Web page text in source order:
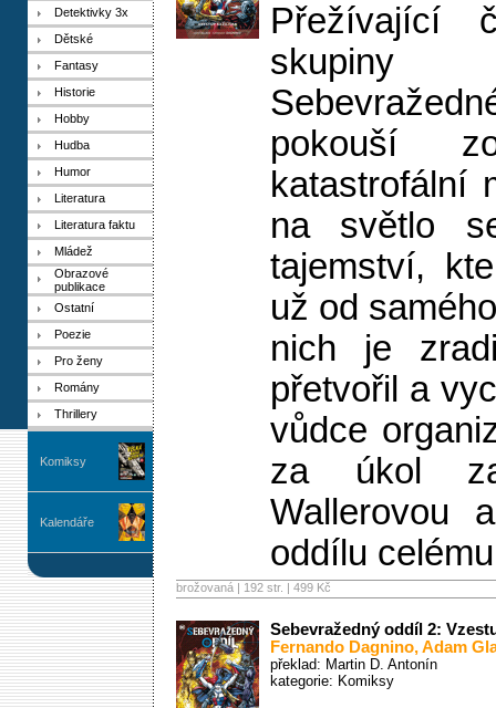
Detektivky 3x
Dětské
Fantasy
Historie
Hobby
Hudba
Humor
Literatura
Literatura faktu
Mládež
Obrazové
publikace
Ostatní
Poezie
Pro ženy
Romány
Thrillery
Komiksy
Kalendáře
Přežívající
pokouší
katastrofální
na světlo
tajemství,
už od
nich je
přetvořil a
vůdce
za úkol
Wallerovou
oddílu
brožovaná | 192 str. | 499 Kč
Sebevražedný oddíl 2:
Fernando Dagnino,Adam
překlad: Martin D. Antonín
kategorie: Komiksy